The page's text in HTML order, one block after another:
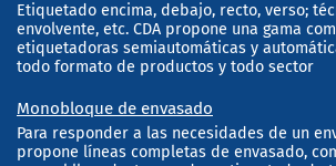
Etiquetado encima, debajo, recto, verso;
envolvente, etc. CDA propone una gama
etiquetadoras semiautomáticas y
todo formato de productos y todo sector
Monobloque de envasado
Para responder a las necesidades de un
propone líneas completas de envasado,